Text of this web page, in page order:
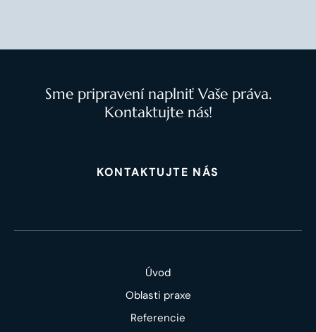
Sme pripravení naplniť Vaše práva.
Kontaktujte nás!
KONTAKTUJTE NÁS
Úvod
Oblasti praxe
Referencie